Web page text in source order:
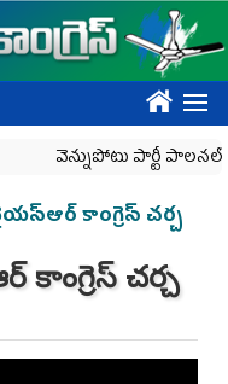
????
వెన్నుపోటు పార్టీ పాలనలో
కాంగ్రెస్ చర్చ
కాంగ్రెస్ చర్చ